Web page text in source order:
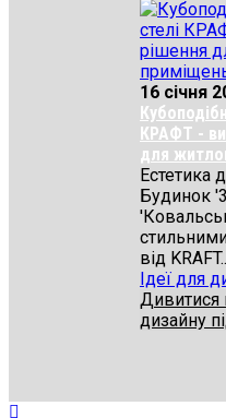
16 січня
КРАФТ -
для
Естетика
Будинок
від
Ідеї для
Дивитися
дизайну